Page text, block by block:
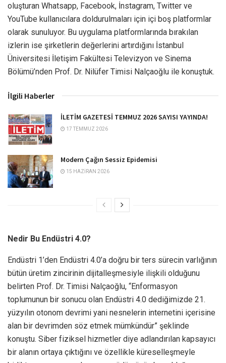
oluşturan Whatsapp, Facebook, İnstagram, Twitter ve
YouTube kullanıcılara doldurulmaları için içi boş platformlar
olarak sunuluyor. Bu uygulama platformlarında bırakılan
izlerin ise şirketlerin değerlerini artırdığını İstanbul
Üniversitesi İletişim Fakültesi Televizyon ve Sinema
Bölümü’nden Prof. Dr. Nilüfer Timisi Nalçaoğlu ile konuştuk.
İlgili Haberler
İLETİM GAZETESİ TEMMUZ 2026 SAYISI YAYINDA!
17 TEMMUZ 2026
Modern Çağın Sessiz Epidemisi
15 HAZIRAN 2026
Nedir Bu Endüstri 4.0?
Endüstri 1’den Endüstri 4.0’a doğru bir ters sürecin varlığının
bütün üretim zincirinin dijitalleşmesiyle ilişkili olduğunu
belirten Prof. Dr. Timisi Nalçaoğlu, “Enformasyon
toplumunun bir sonucu olan Endüstri 4.0 dediğimizde 21.
yüzyılın otonom devrimi yani nesnelerin internetini içerisine
alan bir devrimden söz etmek mümkündür” şeklinde
konuştu. Siber fiziksel hizmetler diye adlandırılan kapsayıcı
bir alanın ortaya çıktığını ve özellikle küreselleşmeyle